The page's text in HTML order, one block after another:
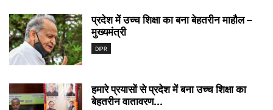
प्रदेश में उच्च शिक्षा का बना बेहतरीन माहौल –
मुख्यमंत्री
DIPR
हमारे प्रयासों से प्रदेश में बना उच्च शिक्षा का
बेहतरीन वातावरण...